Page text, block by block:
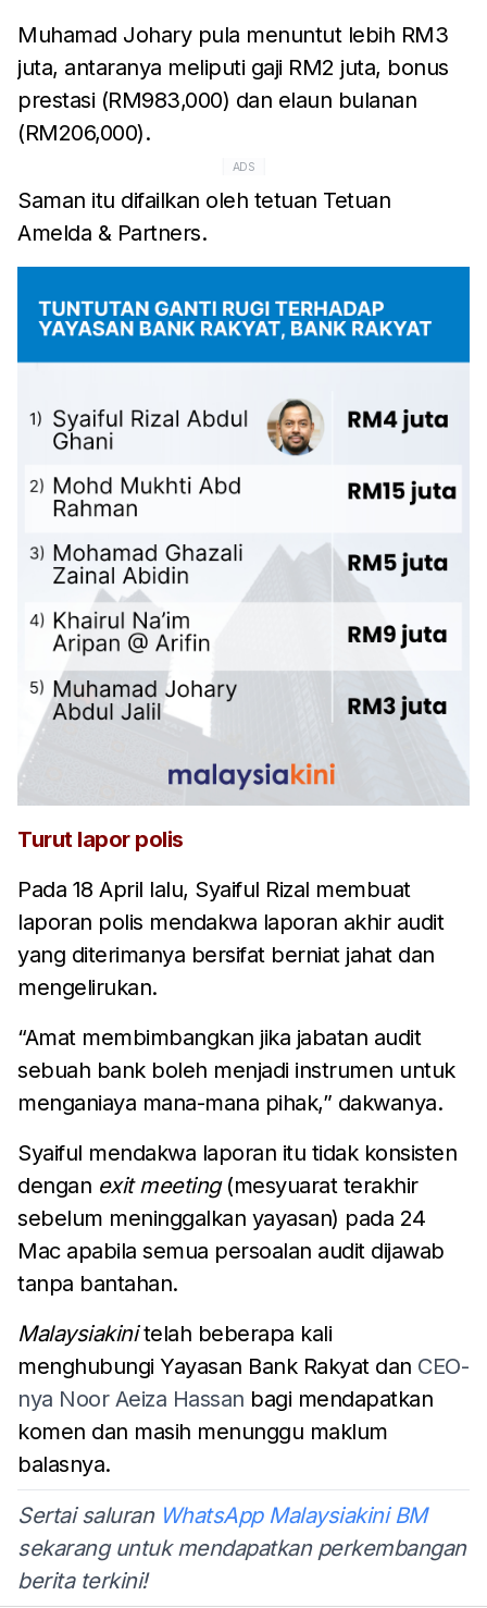
Muhamad Johary pula menuntut lebih RM3
juta, antaranya meliputi gaji RM2 juta, bonus
prestasi (RM983,000) dan elaun bulanan
(RM206,000).
ADS
Saman itu difailkan oleh tetuan Tetuan
Amelda & Partners.
Turut lapor polis
Pada 18 April lalu, Syaiful Rizal membuat
laporan polis mendakwa laporan akhir audit
yang diterimanya bersifat berniat jahat dan
mengelirukan.
“Amat membimbangkan jika jabatan audit
sebuah bank boleh menjadi instrumen untuk
menganiaya mana-mana pihak,” dakwanya.
Syaiful mendakwa laporan itu tidak konsisten
dengan exit meeting(mesyuarat terakhir
sebelum meninggalkan yayasan) pada 24
Mac apabila semua persoalan audit dijawab
tanpa bantahan.
Malaysiakinitelah beberapa kali
menghubungi Yayasan Bank Rakyat dan CEO-
nya Noor Aeiza Hassan bagi mendapatkan
komen dan masih menunggu maklum
balasnya.
Sertai saluran WhatsApp Malaysiakini BM
sekarang untuk mendapatkan perkembangan
berita terkini!